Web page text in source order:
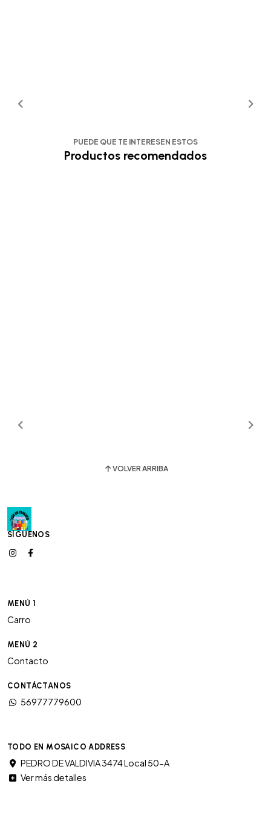
PUEDE QUE TE INTERESEN ESTOS
Productos recomendados
VOLVER ARRIBA
SÍGUENOS
MENÚ 1
Carro
MENÚ 2
Contacto
CONTÁCTANOS
56977779600
TODO EN MOSAICO ADDRESS
PEDRO DE VALDIVIA 3474 Local 50-A
Ver más detalles